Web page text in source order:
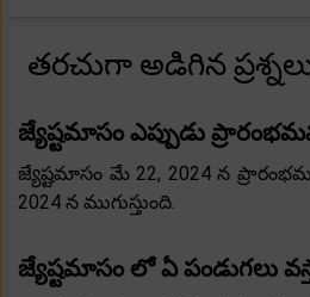
తరచుగా అడిగిన
జ్యేష్టమాసం ఎప్పుడు
జ్యేష్టమాసం మే 22, 2024 న
2024 న ముగుస్తుంది.
జ్యేష్టమాసం లో ఏ పండుగలు